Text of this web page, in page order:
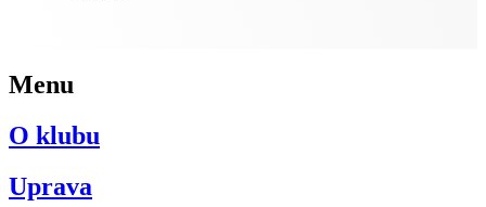
Menu
O klubu
Uprava